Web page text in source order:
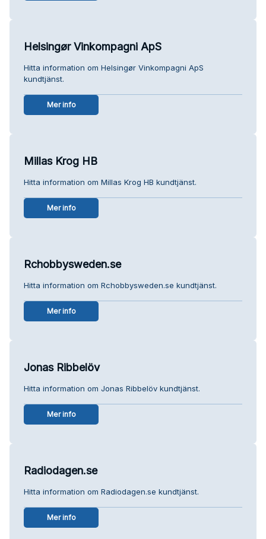
Helsingør Vinkompagni ApS
Hitta information om Helsingør Vinkompagni ApS
kundtjänst.
Mer info
Millas Krog HB
Hitta information om Millas Krog HB kundtjänst.
Mer info
Rchobbysweden.se
Hitta information om Rchobbysweden.se kundtjänst.
Mer info
Jonas Ribbelöv
Hitta information om Jonas Ribbelöv kundtjänst.
Mer info
Radiodagen.se
Hitta information om Radiodagen.se kundtjänst.
Mer info